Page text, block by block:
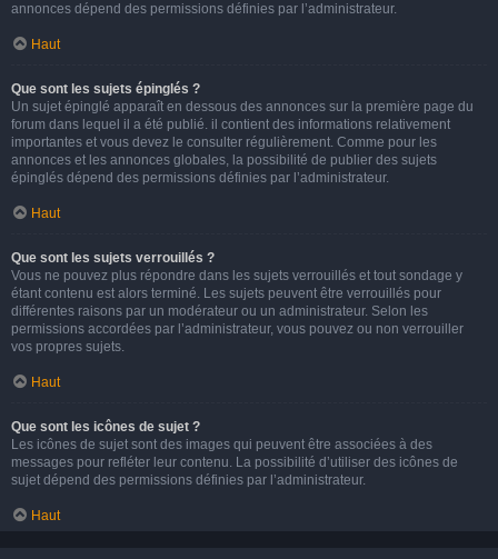
annonces dépend des permissions définies par l’administrateur.
Haut
Que sont les sujets épinglés ?
Un sujet épinglé apparaît en dessous des annonces sur la première page du
forum dans lequel il a été publié. il contient des informations relativement
importantes et vous devez le consulter régulièrement. Comme pour les
annonces et les annonces globales, la possibilité de publier des sujets
épinglés dépend des permissions définies par l’administrateur.
Haut
Que sont les sujets verrouillés ?
Vous ne pouvez plus répondre dans les sujets verrouillés et tout sondage y
étant contenu est alors terminé. Les sujets peuvent être verrouillés pour
différentes raisons par un modérateur ou un administrateur. Selon les
permissions accordées par l’administrateur, vous pouvez ou non verrouiller
vos propres sujets.
Haut
Que sont les icônes de sujet ?
Les icônes de sujet sont des images qui peuvent être associées à des
messages pour refléter leur contenu. La possibilité d’utiliser des icônes de
sujet dépend des permissions définies par l’administrateur.
Haut